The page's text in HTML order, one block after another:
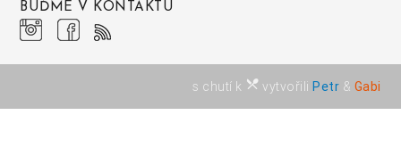
BUĎME V KONTAKTU
s chutí k restaurant_menu vytvořiliPetr & Gabi